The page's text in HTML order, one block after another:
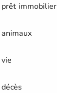
prêt immobilier